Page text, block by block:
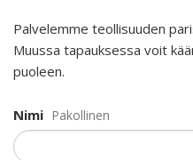
Palvelemme teollisuuden
Muussa tapauksessa voit
puoleen.
Nimi Pakollinen